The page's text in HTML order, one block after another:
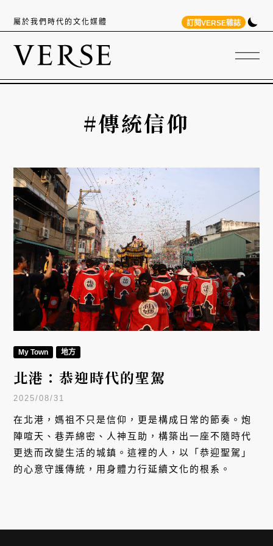
屬於我們時代的文化媒體 訂閱VERSE雜誌
#傳統信仰
My Town 地方
北港：恭迎時代的聖駕
2025/08/31
在北港，媽祖不只是信仰，更是構成日常的節奏。炮
陣喧天、巷弄綿密、人神互助，構築出一座不隨時代
更迭而改變生活的城鎮。這裡的人，以「恭迎聖駕」
的心意守護傳統，用身體力行延續文化的根系。